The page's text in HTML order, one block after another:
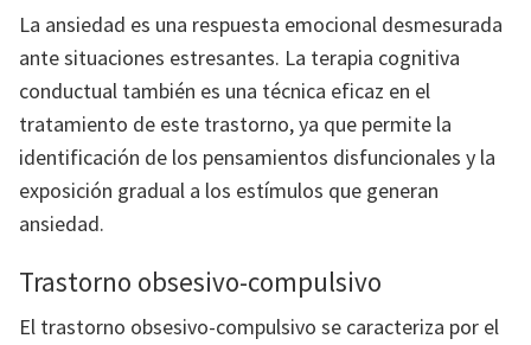
La ansiedad es una respuesta emocional desmesurada
ante situaciones estresantes. La terapia cognitiva
conductual también es una técnica eficaz en el
tratamiento de este trastorno, ya que permite la
identificación de los pensamientos disfuncionales y la
exposición gradual a los estímulos que generan
ansiedad.
Trastorno obsesivo-compulsivo
El trastorno obsesivo-compulsivo se caracteriza por el